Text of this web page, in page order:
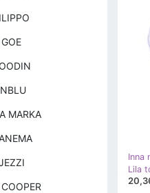
Inna
Lila
GOE
MARKA